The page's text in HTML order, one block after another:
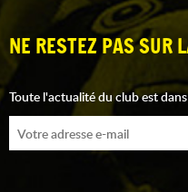
NE RESTEZ PAS SUR
Toute l'actualité du club est